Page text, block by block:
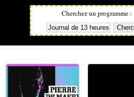
Cherchez un programme :